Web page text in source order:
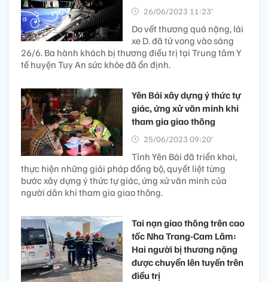
26/06/2023 11:23’
Do vết thương quá nặng, lái
xe D. đã tử vong vào sáng
26/6. Ba hành khách bị thương điều trị tại Trung tâm Y
tế huyện Tuy An sức khỏe đã ổn định.
Yên Bái xây dựng ý thức tự
giác, ứng xử văn minh khi
tham gia giao thông
25/06/2023 09:20’
Tỉnh Yên Bái đã triển khai,
thực hiện những giải pháp đồng bộ, quyết liệt từng
bước xây dựng ý thức tự giác, ứng xử văn minh của
người dân khi tham gia giao thông.
Tai nạn giao thông trên cao
tốc Nha Trang-Cam Lâm:
Hai người bị thương nặng
được chuyển lên tuyến trên
điều trị